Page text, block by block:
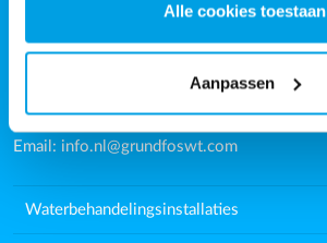
Alle cookies toestaan
Aanpassen
Nederland
Tel.: (+31) 88-0005000
Email: info.nl@grundfoswt.com
Waterbehandelingsinstallaties